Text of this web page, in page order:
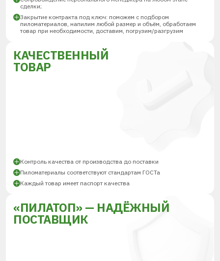
сделки;
Закрытие контракта под ключ: поможем с подбором
пиломатериалов, напилим любой размер и объём, обработаем
товар при необходимости, доставим, погрузим/разгрузим
КАЧЕСТВЕННЫЙ
ТОВАР
Контроль качества от производства до поставки
Пиломатериалы соответствуют стандартам ГОСТа
Каждый товар имеет паспорт качества
«ПИЛАТОП» — НАДЁЖНЫЙ
ПОСТАВЩИК